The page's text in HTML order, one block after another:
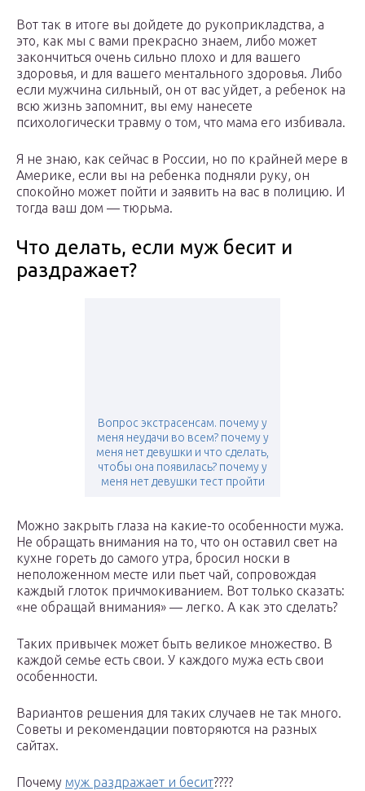
Вот так в итоге вы дойдете до рукоприкладства, а
это, как мы с вами прекрасно знаем, либо может
закончиться очень сильно плохо и для вашего
здоровья, и для вашего ментального здоровья. Либо
если мужчина сильный, он от вас уйдет, а ребенок на
всю жизнь запомнит, вы ему нанесете
психологически травму о том, что мама его избивала.
Я не знаю, как сейчас в России, но по крайней мере в
Америке, если вы на ребенка подняли руку, он
спокойно может пойти и заявить на вас в полицию. И
тогда ваш дом — тюрьма.
Что делать, если муж бесит и
раздражает?
Вопрос экстрасенсам. почему у
меня неудачи во всем? почему у
меня нет девушки и что сделать,
чтобы она появилась? почему у
меня нет девушки тест пройти
Можно закрыть глаза на какие-то особенности мужа.
Не обращать внимания на то, что он оставил свет на
кухне гореть до самого утра, бросил носки в
неположенном месте или пьет чай, сопровождая
каждый глоток причмокиванием. Вот только сказать:
«не обращай внимания» — легко. А как это сделать?
Таких привычек может быть великое множество. В
каждой семье есть свои. У каждого мужа есть свои
особенности.
Вариантов решения для таких случаев не так много.
Советы и рекомендации повторяются на разных
сайтах.
Почему муж раздражает и бесит????